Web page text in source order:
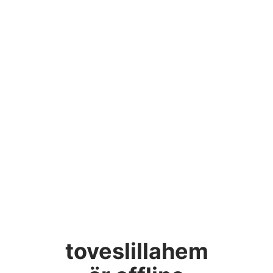
toveslillahem